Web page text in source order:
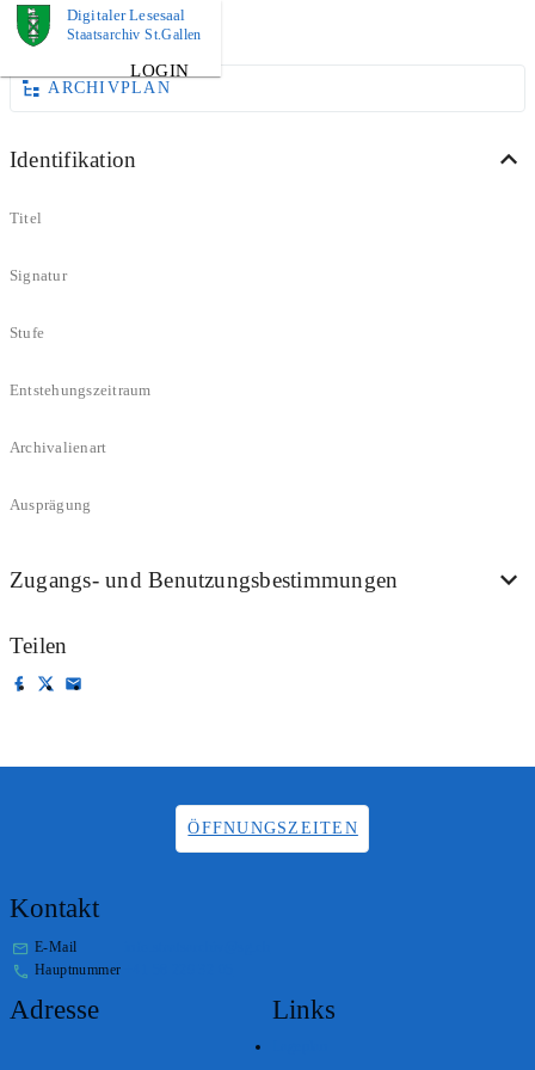
Digitaler Lesesaal
Staatsarchiv St.Gallen
LOGIN
DOKUMENT
ARCHIVPLAN
Identifikation
Titel
Signatur
Stufe
Entstehungszeitraum
Archivalienart
Ausprägung
Zugangs- und Benutzungsbestimmungen
Teilen
ÖFFNUNGSZEITEN
Kontakt
E-Mail
Hauptnummer
Adresse Links